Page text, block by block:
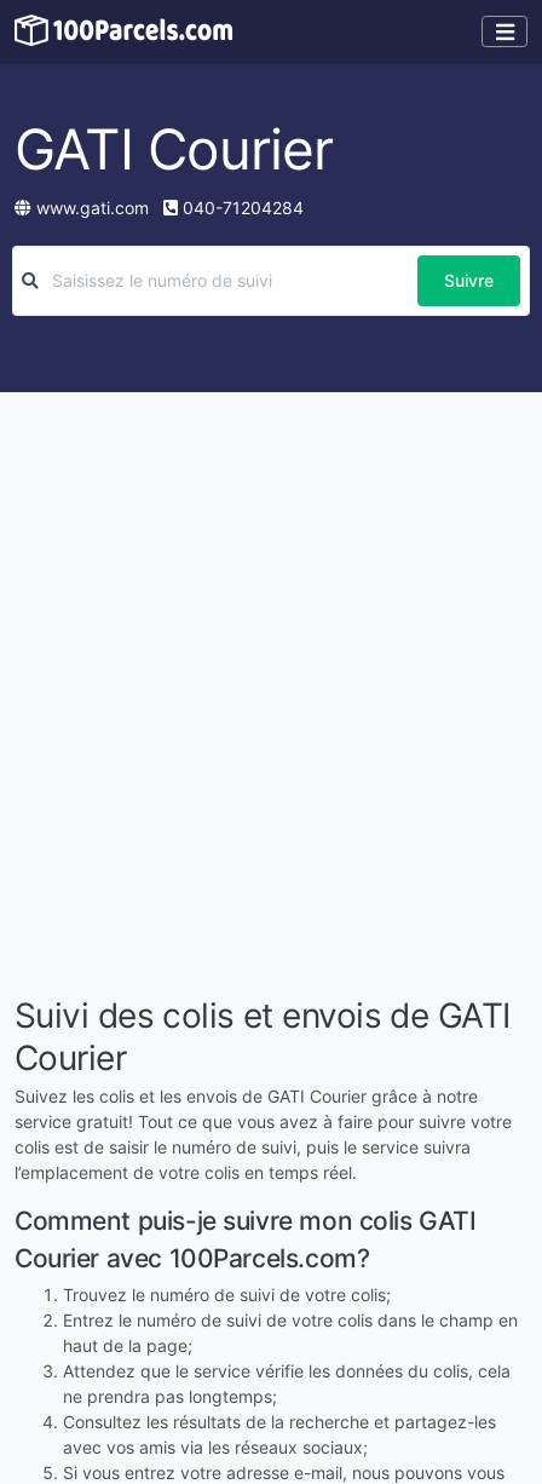
GATI Courier
www.gati.com 040-71204284
Suivre
Suivi des colis et envois de GATI
Courier
Suivez les colis et les envois de GATI Courier grâce à notre
service gratuit! Tout ce que vous avez à faire pour suivre votre
colis est de saisir le numéro de suivi, puis le service suivra
l’emplacement de votre colis en temps réel.
Comment puis-je suivre mon colis GATI
Courier avec 100Parcels.com?
Trouvez le numéro de suivi de votre colis;
Entrez le numéro de suivi de votre colis dans le champ en
haut de la page;
Attendez que le service vérifie les données du colis, cela
ne prendra pas longtemps;
Consultez les résultats de la recherche et partagez-les
avec vos amis via les réseaux sociaux;
Si vous entrez votre adresse e-mail, nous pouvons vous